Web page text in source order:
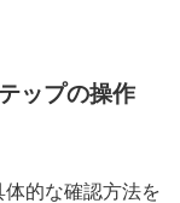
ップの操作
的な確認方法を